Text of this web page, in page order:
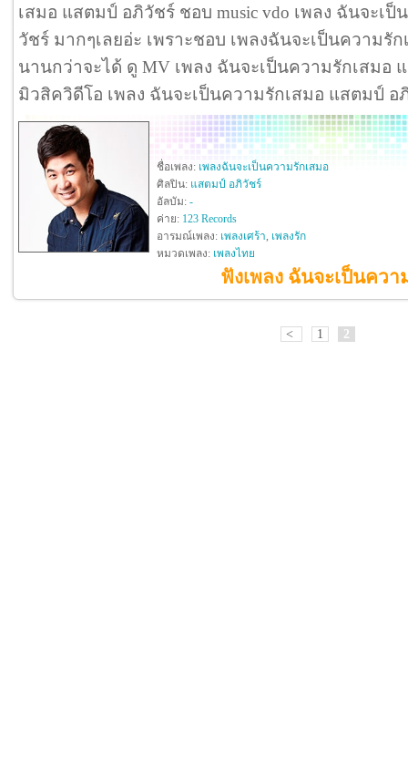
เสมอ แสตมป์ อภิวัชร์ ชอบ music vdo เพลง ฉันจะเ
วัชร์ มากๆเลยอ่ะ เพราะชอบ เพลงฉันจะเป็นความ
นานกว่าจะได้ ดู MV เพลง ฉันจะเป็นความรักเสมอ
มิวสิควิดีโอ เพลง ฉันจะเป็นความรักเสมอ แสตมป์ อ
ชื่อเพลง: เพลงฉันจะเป็นความรักเสมอ
ศิลปิน: แสตมป์ อภิวัชร์
อัลบัม: -
ค่าย: 123 Records
อารมณ์เพลง: เพลงเศร้า, เพลงรัก
หมวดเพลง: เพลงไทย
ฟังเพลง ฉันจะเป็นคว
< 1 2